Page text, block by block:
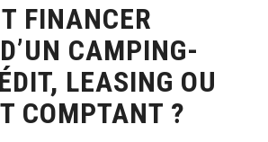
FINANCER
CAMPING-
LEASING OU
COMPTANT ?